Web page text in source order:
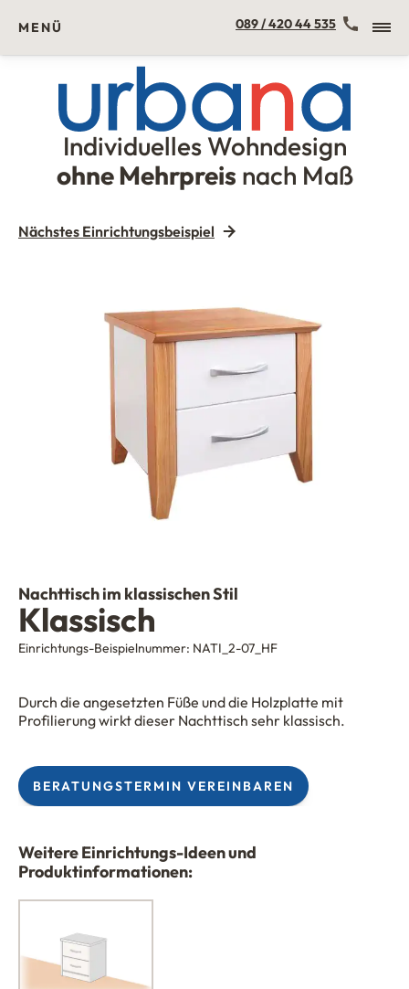
Urbana Möbel
Individuelles Wohndesign
ohne Mehrpreis nach Maß
MENÜ
Kontakt 089 / 420 44 535
Nächstes Einrichtungsbeispiel
Nachttisch im klassischen Stil
Klassisch
Einrichtungs-Beispielnummer: NATI_2-07_HF
Durch die angesetzten Füße und die Holzplatte mit
Profilierung wirkt dieser Nachttisch sehr klassisch.
BERATUNGSTERMIN VEREINBAREN
Weitere Einrichtungs-Ideen und
Produktinformationen: